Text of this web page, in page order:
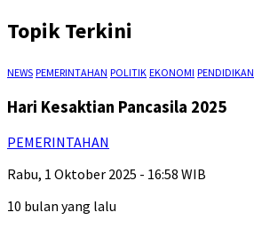
Topik Terkini
NEWS PEMERINTAHAN POLITIK EKONOMI PENDIDIKAN
Hari Kesaktian Pancasila 2025
PEMERINTAHAN
Rabu, 1 Oktober 2025 - 16:58 WIB
10 bulan yang lalu